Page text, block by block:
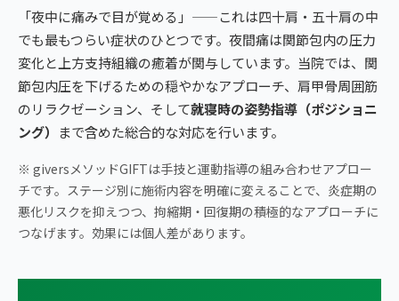
「夜中に痛みで目が覚める」——これは四十肩・五十肩の中
でも最もつらい症状のひとつです。夜間痛は関節包内の圧力
変化と上方支持組織の癒着が関与しています。当院では、関
節包内圧を下げるための穏やかなアプローチ、肩甲骨周囲筋
のリラクゼーション、そして就寝時の姿勢指導（ポジショニ
ング）
まで含めた総合的な対応を行います。
※ giversメソッドGIFTは手技と運動指導の組み合わせアプロー
チです。ステージ別に施術内容を明確に変えることで、炎症期の
悪化リスクを抑えつつ、拘縮期・回復期の積極的なアプローチに
つなげます。効果には個人差があります。